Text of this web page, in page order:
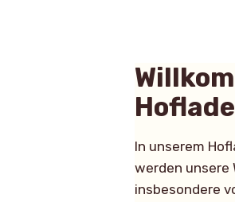
In unserem
werden unsere
insbesondere